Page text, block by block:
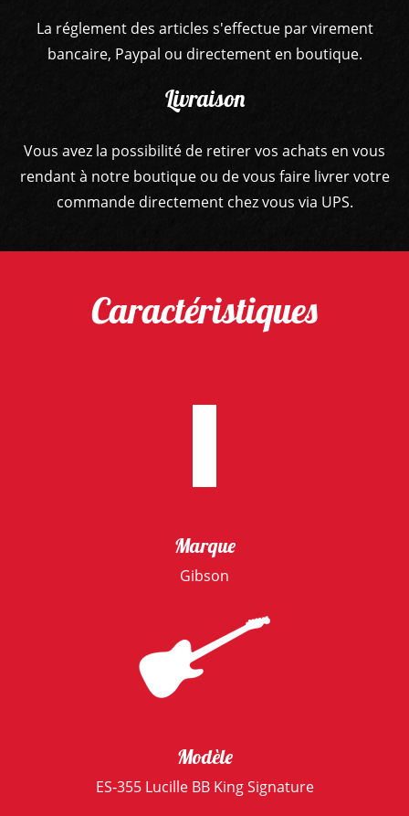
La réglement des articles s'effectue par virement
bancaire, Paypal ou directement en boutique.
Livraison
Vous avez la possibilité de retirer vos achats en vous
rendant à notre boutique ou de vous faire livrer votre
commande directement chez vous via UPS.
Caractéristiques
Marque
Gibson
Modèle
ES‑355 Lucille BB King Signature